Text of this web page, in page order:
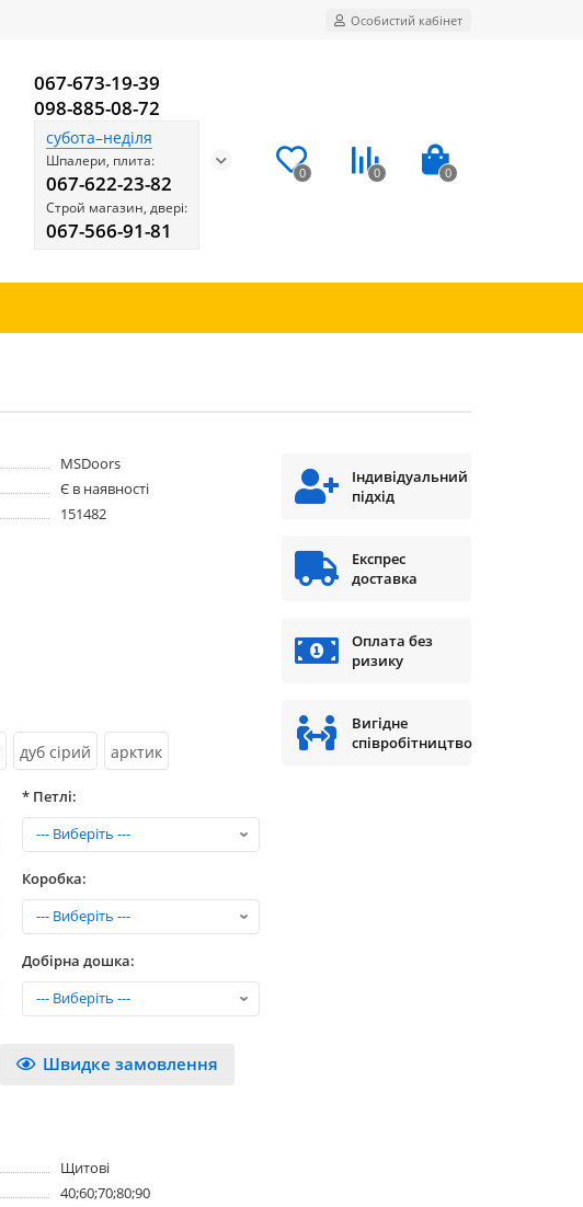
Особистий кабінет
067-673-19-39
098-885-08-72
субота–неділя
Шпалери, плита:
067-622-23-82
Строй магазин, двері:
067-566-91-81
0 0 0
MSDoors
Є в наявності
151482
дуб сірий арктик
* Петлі:
Коробка:
Добірна дошка:
Швидке замовлення
Щитові
40;60;70;80;90
Індивідуальний
підхід
Експрес
доставка
Оплата без
ризику
Вигідне
співробітництво